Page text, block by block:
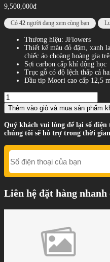
9,500,000đ
Có 42 người đang xem cùng bạn
Thương hiệu: JFlowers
Thiết kế màu đỏ đậm, xanh
chiếc áo choàng hoàng gia
Sợi carbon cấp khí động học
Trục gỗ có độ lệch thấp cả
Đầu tip Moori cao cấp 12,5
Thêm vào giỏ và mua sản phẩm
Quý khách vui lòng để lại số điện
chúng tôi sẽ hỗ trợ trong thời
Liên hệ đặt hàng nhanh